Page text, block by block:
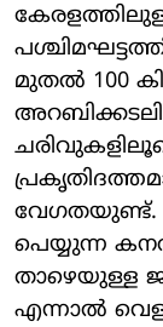
മുതൽ 100
വേഗതയുണ്ട്.
പെയ്യുന്ന
താഴെയുള്ള
എന്നാൽ